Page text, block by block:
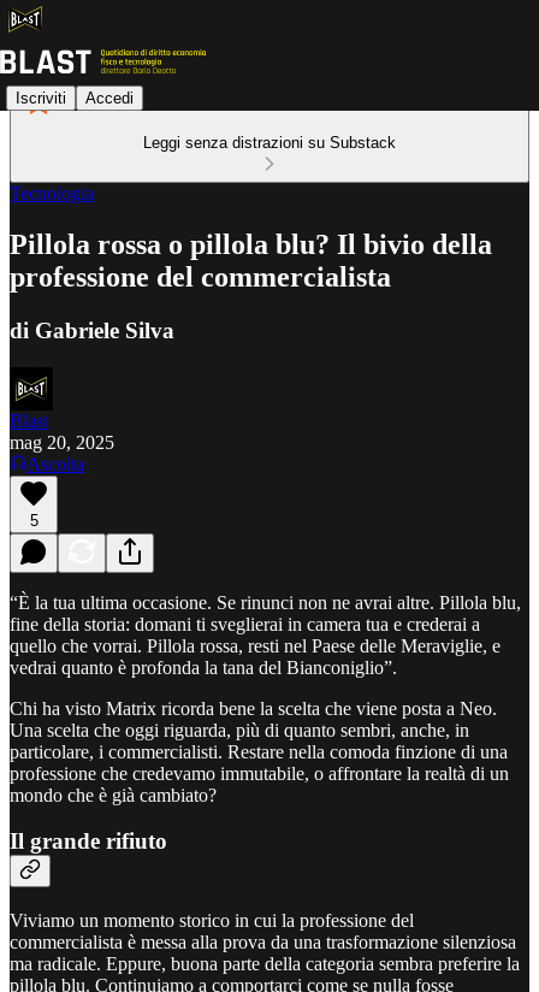
Iscriviti Accedi
Leggi senza distrazioni su Substack
Tecnologia
Pillola rossa o pillola blu? Il bivio della
professione del commercialista
di Gabriele Silva
Blast
mag 20, 2025
Ascolta
5
“È la tua ultima occasione. Se rinunci non ne avrai altre. Pillola blu,
fine della storia: domani ti sveglierai in camera tua e crederai a
quello che vorrai. Pillola rossa, resti nel Paese delle Meraviglie, e
vedrai quanto è profonda la tana del Bianconiglio”.
Chi ha visto Matrix ricorda bene la scelta che viene posta a Neo.
Una scelta che oggi riguarda, più di quanto sembri, anche, in
particolare, i commercialisti. Restare nella comoda finzione di una
professione che credevamo immutabile, o affrontare la realtà di un
mondo che è già cambiato?
Il grande rifiuto
Viviamo un momento storico in cui la professione del
commercialista è messa alla prova da una trasformazione silenziosa
ma radicale. Eppure, buona parte della categoria sembra preferire la
pillola blu. Continuiamo a comportarci come se nulla fosse